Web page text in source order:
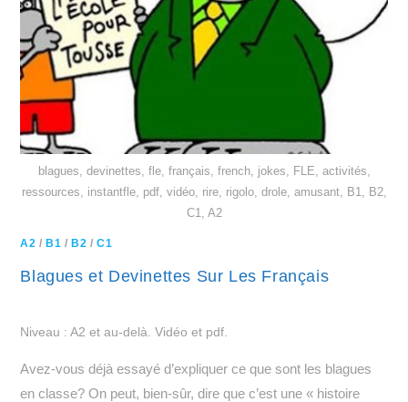
blagues, devinettes, fle, français, french, jokes, FLE, activités,
ressources, instantfle, pdf, vidéo, rire, rigolo, drole, amusant, B1, B2,
C1, A2
A2 /B1 /B2 /C1
Blagues et Devinettes Sur Les Français
Niveau : A2 et au-delà. Vidéo et pdf.
Avez-vous déjà essayé d’expliquer ce que sont les blagues
en classe? On peut, bien-sûr, dire que c’est une « histoire